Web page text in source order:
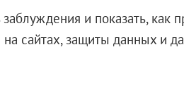
и показать, как
на сайтах, защиты данных и